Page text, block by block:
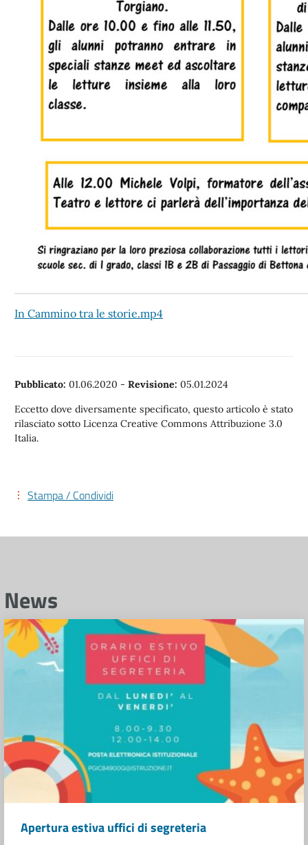
In Cammino tra le storie.mp4
Pubblicato: 01.06.2020 - Revisione: 05.01.2024
Eccetto dove diversamente specificato, questo articolo è stato
rilasciato sotto Licenza Creative Commons Attribuzione 3.0
Italia.
Stampa / Condividi
News
Apertura estiva uffici di segreteria